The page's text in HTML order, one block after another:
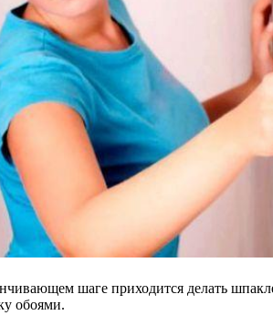
шаге приходится делать
обоями.